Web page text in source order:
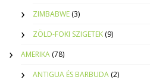
ZIMBABWE (3)
ZÖLD-FOKI SZIGETEK (9)
AMERIKA (78)
ANTIGUA ÉS BARBUDA (2)